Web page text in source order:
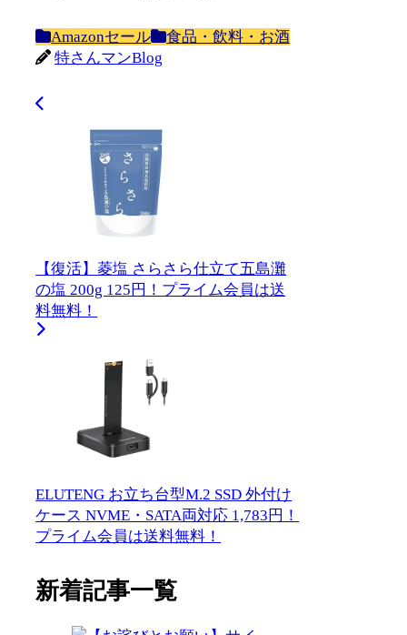
Amazonセール
食品・飲料・お酒
特さんマンBlog
【復活】菱塩 さらさら仕立て五島灘
の塩 200g 125円！プライム会員は送
料無料！
ELUTENG お立ち台型M.2 SSD 外付け
ケース NVME・SATA両対応 1,783円！
プライム会員は送料無料！
新着記事一覧